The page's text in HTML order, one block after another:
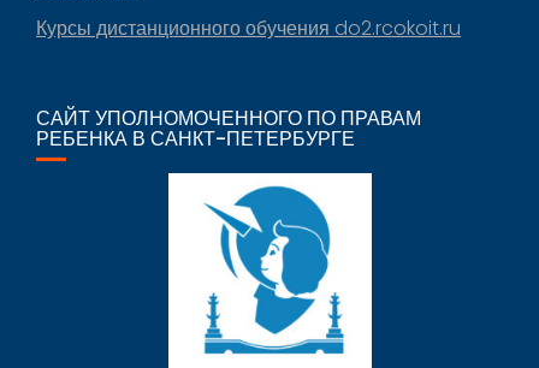
Курсы дистанционного обучения do2.rcokoit.ru
САЙТ УПОЛНОМОЧЕННОГО ПО ПРАВАМ
РЕБЕНКА В САНКТ-ПЕТЕРБУРГЕ